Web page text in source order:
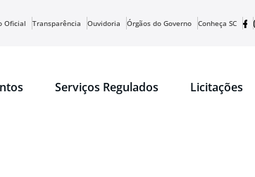
Oficial Transparência Ouvidoria Órgãos do Governo Conheça SC
Serviços Regulados Licitações